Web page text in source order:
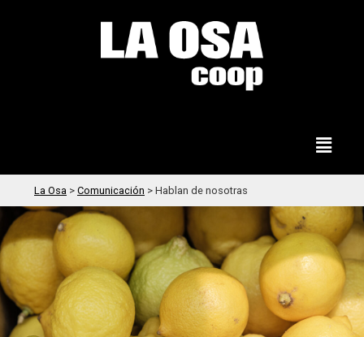
La Osa > Comunicación > Hablan de nosotras